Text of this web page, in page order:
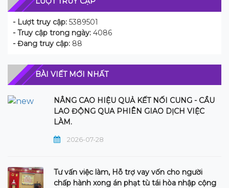
- Lượt truy cập: 5389501
- Truy cập trong ngày: 4086
- Đang truy cập: 88
BÀI VIẾT MỚI NHẤT
NÂNG CAO HIỆU QUẢ KẾT NỐI CUNG - CẦU
LAO ĐỘNG QUA PHIÊN GIAO DỊCH VIỆC
LÀM.
2026-07-28
Tư vấn việc làm, Hỗ trợ vay vốn cho người
chấp hành xong án phạt tù tái hòa nhập cộng